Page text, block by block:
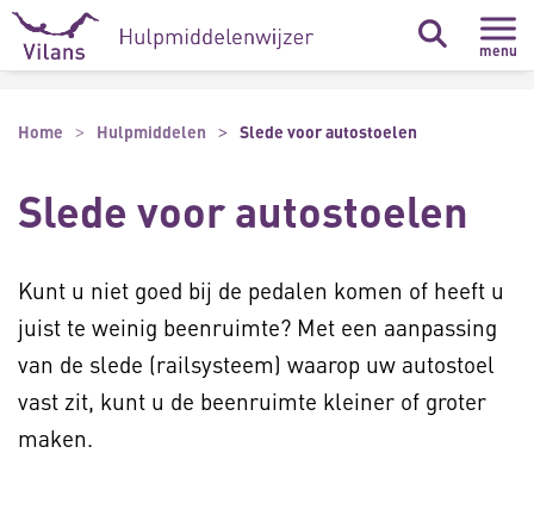
Naar hoofdinhoud
Naar footer
menu
Home Hulpmiddelen Slede voor autostoelen
Slede voor autostoelen
Kunt u niet goed bij de pedalen komen of heeft u
juist te weinig beenruimte? Met een aanpassing
van de slede (railsysteem) waarop uw autostoel
vast zit, kunt u de beenruimte kleiner of groter
maken.